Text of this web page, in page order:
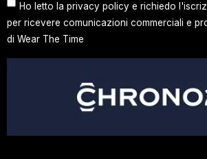
Ho letto la privacy policy e richiedo
per ricevere comunicazioni commerciali e
di Wear The Time